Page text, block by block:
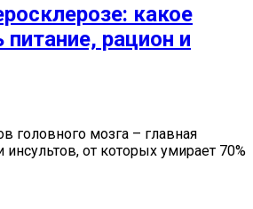
какое
рацион и
головного мозга – главная
от которых умирает 70%